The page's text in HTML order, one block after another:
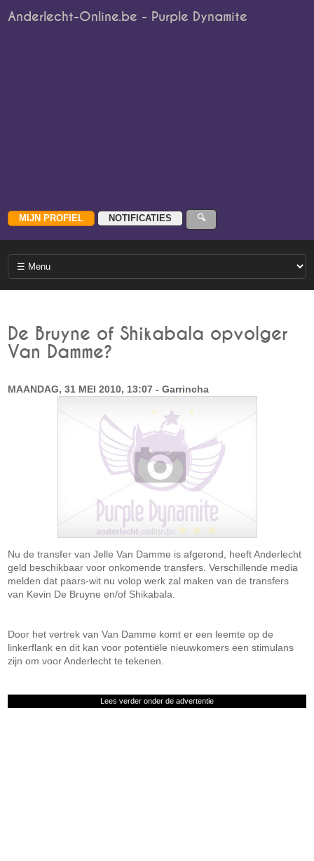
Anderlecht-Online.be - Purple Dynamite
De Bruyne of Shikabala opvolger
Van Damme?
MAANDAG, 31 MEI 2010, 13:07 - Garrincha
Nu de transfer van Jelle Van Damme is afgerond, heeft Anderlecht
geld beschikbaar voor onkomende transfers. Verschillende media
melden dat paars-wit nu volop werk zal maken van de transfers
van Kevin De Bruyne en/of Shikabala.
Door het vertrek van Van Damme komt er een leemte op de
linkerflank en dit kan voor potentiële nieuwkomers een stimulans
zijn om voor Anderlecht te tekenen.
Lees verder onder de advertentie